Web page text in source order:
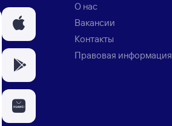
О нас
Вакансии
Контакты
Правовая информация